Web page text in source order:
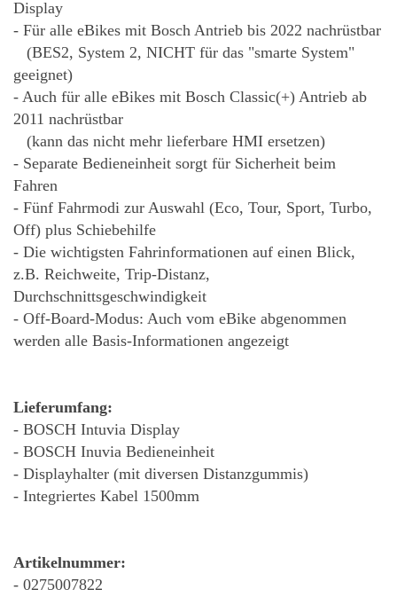
Display
- Für alle eBikes mit Bosch Antrieb bis 2022 nachrüstbar
(BES2, System 2, NICHT für das "smarte System"
geeignet)
- Auch für alle eBikes mit Bosch Classic(+) Antrieb ab
2011 nachrüstbar
(kann das nicht mehr lieferbare HMI ersetzen)
- Separate Bedieneinheit sorgt für Sicherheit beim
Fahren
- Fünf Fahrmodi zur Auswahl (Eco, Tour, Sport, Turbo,
Off) plus Schiebehilfe
- Die wichtigsten Fahrinformationen auf einen Blick,
z.B. Reichweite, Trip-Distanz,
Durchschnittsgeschwindigkeit
- Off-Board-Modus: Auch vom eBike abgenommen
werden alle Basis-Informationen angezeigt
Lieferumfang:
- BOSCH Intuvia Display
- BOSCH Inuvia Bedieneinheit
- Displayhalter (mit diversen Distanzgummis)
- Integriertes Kabel 1500mm
Artikelnummer:
- 0275007822